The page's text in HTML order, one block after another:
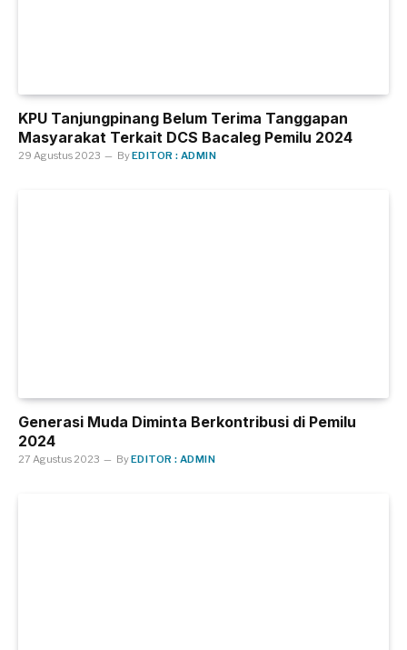
KPU Tanjungpinang Belum Terima Tanggapan
Masyarakat Terkait DCS Bacaleg Pemilu 2024
29 Agustus 2023 ByEDITOR : ADMIN
Generasi Muda Diminta Berkontribusi di Pemilu
2024
27 Agustus 2023 ByEDITOR : ADMIN